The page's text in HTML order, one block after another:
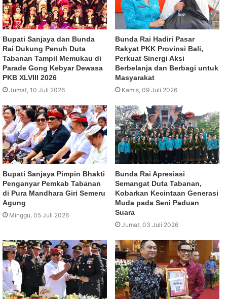
Bupati Sanjaya dan Bunda
Rai Dukung Penuh Duta
Tabanan Tampil Memukau di
Parade Gong Kebyar Dewasa
PKB XLVIII 2026
Jumat, 10 Juli 2026
Bunda Rai Hadiri Pasar
Rakyat PKK Provinsi Bali,
Perkuat Sinergi Aksi
Berbelanja dan Berbagi untuk
Masyarakat
Kamis, 09 Juli 2026
Bupati Sanjaya Pimpin Bhakti
Penganyar Pemkab Tabanan
di Pura Mandhara Giri Semeru
Agung
Minggu, 05 Juli 2026
Bunda Rai Apresiasi
Semangat Duta Tabanan,
Kobarkan Kecintaan Generasi
Muda pada Seni Paduan
Suara
Jumat, 03 Juli 2026